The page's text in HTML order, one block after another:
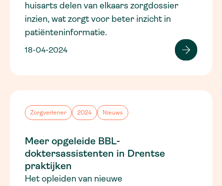
huisarts delen van elkaars zorgdossier
inzien, wat zorgt voor beter inzicht in
patiënteninformatie.
18-04-2024
Zorgverlener 2024 Nieuws
Meer opgeleide BBL-
doktersassistenten in Drentse
praktijken
Het opleiden van nieuwe